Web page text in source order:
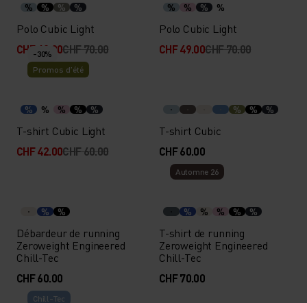
% % % %
Polo Cubic Light
CHF 49.00CHF 70.00
% % % %
Polo Cubic Light
CHF 49.00CHF 70.00
-30%
Promos d’été
% % % % %
T-shirt Cubic Light
CHF 42.00CHF 60.00
% % %
T-shirt Cubic
CHF 60.00
% %
Débardeur de running
Zeroweight Engineered
Chill-Tec
CHF 60.00
Automne 26
% % % % %
T-shirt de running
Zeroweight Engineered
Chill-Tec
CHF 70.00
Chill-Tec